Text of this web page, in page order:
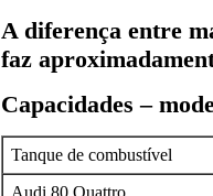
A diferença entre
faz
Capacidades –
Tanque de combustível
Audi 80 Quattro